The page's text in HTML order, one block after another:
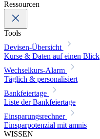
Ressourcen
Tools
Devisen-Übersicht
Kurse & Daten auf einen Blick
Wechselkurs-Alarm
Täglich & personalisiert
Bankfeiertage
Liste der Bankfeiertage
Einsparungsrechner
Einsparpotenzial mit amnis
WISSEN